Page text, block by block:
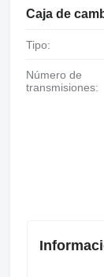
Caja de
Tipo:
Número de
transmisiones: